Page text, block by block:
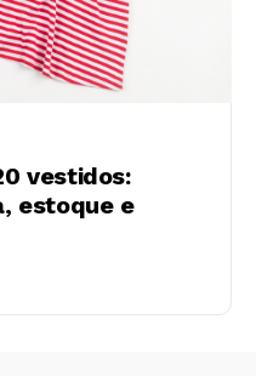
vestidos:
estoque e